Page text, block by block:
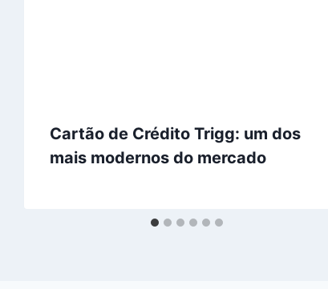
Cartão de Crédito Trigg: um dos
mais modernos do mercado